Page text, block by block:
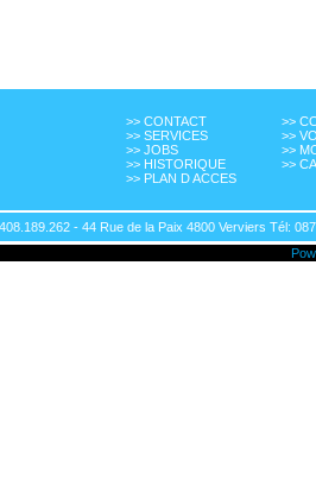
>> CONTACT
>> SERVICES
>> JOBS
>> HISTORIQUE
>> PLAN D ACCES
>>
>>
>>
>>
- 44 Rue de la Paix 4800 Verviers Tél: